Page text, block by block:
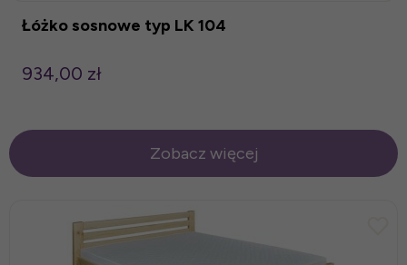
Łóżko sosnowe typ LK 104
934,00 zł
Zobacz więcej